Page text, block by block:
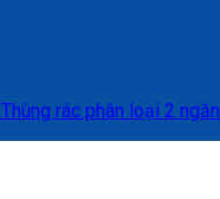
Thùng rác phân loại 2 ngăn